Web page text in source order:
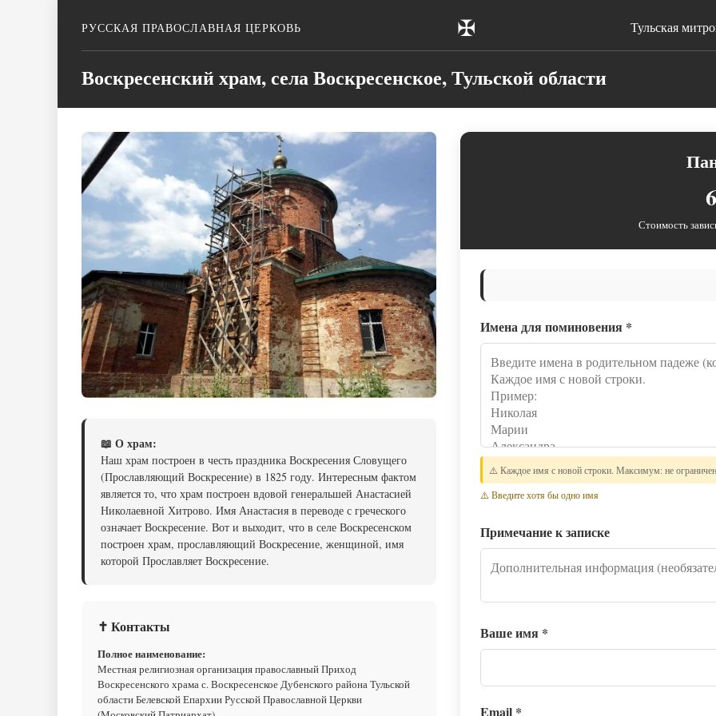
РУССКАЯ ПРАВОСЛАВНАЯ ЦЕРКОВЬ ✠ Тульская
Воскресенский храм, села Воскресенское, Тульской области
📖 О храм:
Наш храм построен в честь праздника Воскресения Словущего
(Прославляющий Воскресение) в 1825 году. Интересным фактом
является то, что храм построен вдовой генеральшей Анастасией
Николаевной Хитрово. Имя Анастасия в переводе с греческого
означает Воскресение. Вот и выходит, что в селе Воскресенском
построен храм, прославляющий Воскресение, женщиной, имя
которой Прославляет Воскресение.
✝ Контакты
Полное наименование:
Местная религиозная организация православный Приход
Воскресенского храма с. Воскресенское Дубенского района Тульской
области Белевской Епархии Русской Православной Церкви
Стоимость
Имена для поминовения *
⚠️ Каждое имя с новой строки. Максимум: не
⚠️ Введите хотя бы одно имя
Примечание к записке
Ваше имя *
Email *